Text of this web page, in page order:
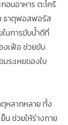
อบอาหาร ตะไคร้
ธาตุฟอสฟอรัส
นการขับน้ำดีที่
งเฟ้อ ช่วยขับ
ระเหยของใบ
หลากหลาย ทั้ง
น ช่วยให้ร่างกาย